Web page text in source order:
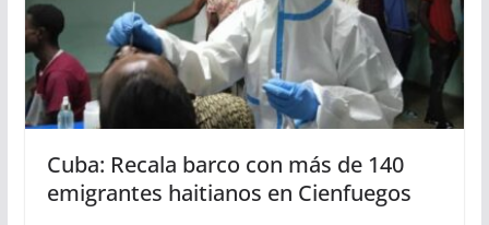
Cuba: Recala barco con más de 140
emigrantes haitianos en Cienfuegos